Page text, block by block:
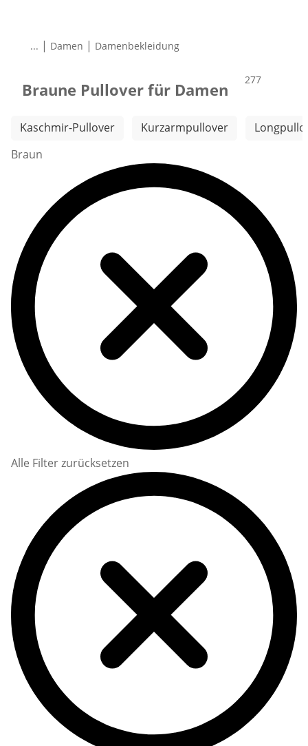
... | Damen | Damenbekleidung
Braune Pullover für Damen Produkte
277
Weitere Kategorien überspringen
Kaschmir-Pullover Kurzarmpullover
Braun
Alle Filter zurücksetzen